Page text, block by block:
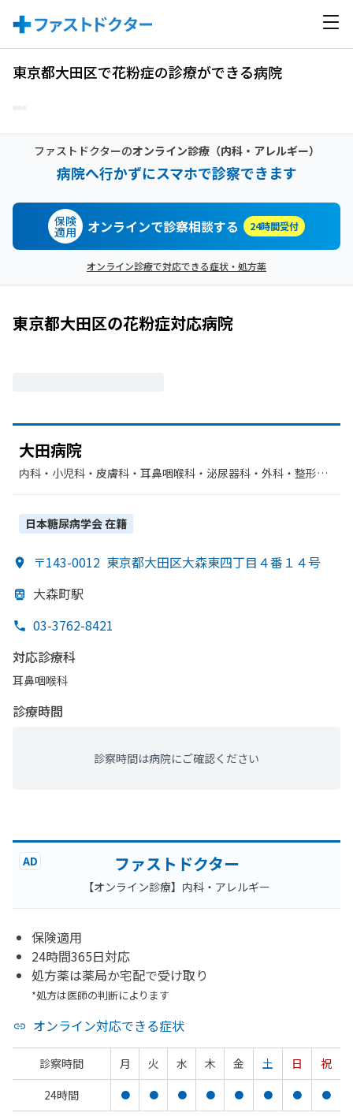
東京都大田区で花粉症の診療ができる病院
ファストドクターのオンライン診療（内科・アレルギー）
病院へ行かずにスマホで診察できます
保険
適用 オンラインで診察相談する 24時間受付
オンライン診療で対応できる症状・処方薬
東京都大田区の花粉症対応病院
大田病院
内科・​小児科・​皮膚科・​耳鼻咽喉科・​泌尿器科・​外科・​整形外
日本糖尿病学会在籍
〒143-0012 東京都大田区大森東四丁目４番１４号
大森町駅
03-3762-8421
対応診療科
耳鼻咽喉科
診療時間
診察時間は病院にご確認ください
AD ファストドクター
【オンライン診療】内科・アレルギー
保険適用
24時間365日対応
処方薬は薬局か宅配で受け取り
*処方は医師の判断によります
オンライン対応できる症状
診察時間 月 火 水 木 金 土 日
祝
24時間
● ● ● ● ● ● ● ●